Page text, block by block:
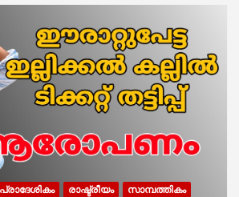
പ്രാദേശികം രാഷ്ട്രീയം സാമ്പത്തികം